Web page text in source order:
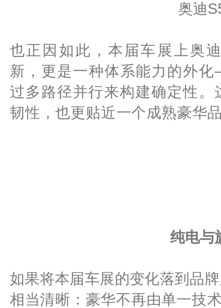
奥迪
也正因如此，本届车展上奥
新，更是一种体系能力的外
过多路径并行来构建确定性
韧性，也更贴近一个成熟豪华
纯电与
如果将本届车展的变化落到品
相当清晰：豪华不再由单一技